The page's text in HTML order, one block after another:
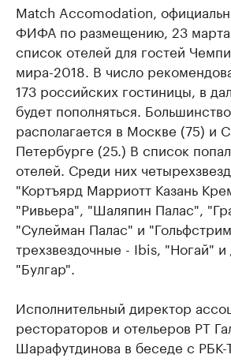
Match Accomodation,
ФИФА по размещению, 23 марта
список отелей для гостей
мира-2018. В число
173 российских гостиницы, в
будет пополняться.
располагается в Москве (75) и
Петербурге (25.) В список
отелей. Среди них
"Кортъярд Марриотт Казань
"Ривьера", "Шаляпин Палас",
"Сулейман Палас" и
трехзвездочные - Ibis, "Ногай" и
"Булгар".
Исполнительный директор
рестораторов и отельеров РТ
Шарафутдинова в беседе с РБК-